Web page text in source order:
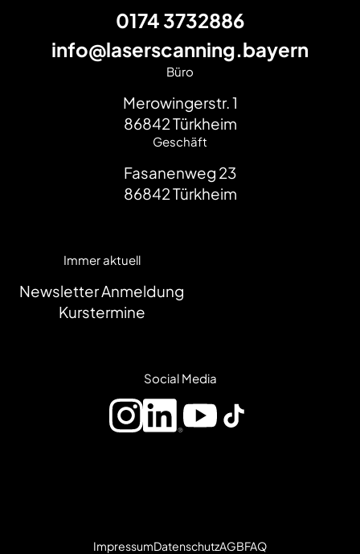
0174 3732886
info@laserscanning.bayern
Büro
Merowingerstr. 1
86842Türkheim
Geschäft
Fasanenweg 23
86842Türkheim
Immer aktuell
Newsletter Anmeldung
Kurstermine
Social Media
ImpressumDatenschutzAGBFAQ